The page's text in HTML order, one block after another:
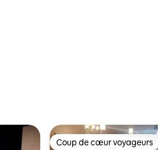
: 4,97 sur 5
appréciés Coup de cœur voyageurs
Coup de cœur voyageurs